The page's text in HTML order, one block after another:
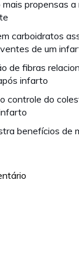
mais propensas
carboidratos
de um
de fibras
infarto
controle do
benefícios de